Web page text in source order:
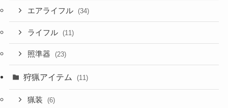
エアライフル (34)
ライフル (11)
照準器 (23)
狩猟アイテム (11)
猟装 (6)